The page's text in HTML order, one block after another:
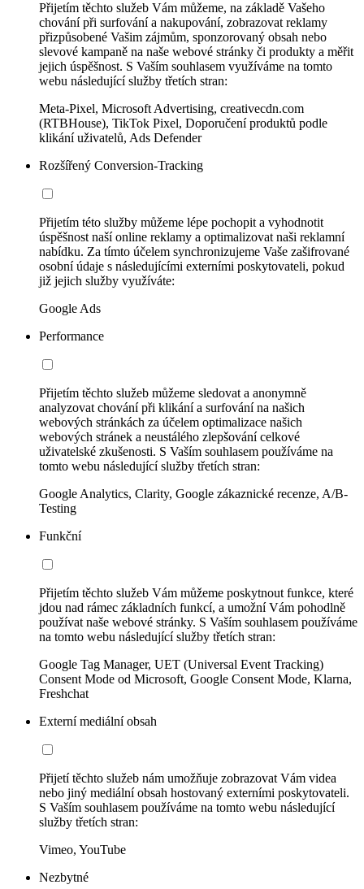
Přijetím těchto služeb Vám můžeme, na základě Vašeho
chování při surfování a nakupování, zobrazovat reklamy
přizpůsobené Vašim zájmům, sponzorovaný obsah nebo
slevové kampaně na naše webové stránky či produkty a měřit
jejich úspěšnost. S Vaším souhlasem využíváme na tomto
webu následující služby třetích stran:
Meta-Pixel, Microsoft Advertising, creativecdn.com
(RTBHouse), TikTok Pixel, Doporučení produktů podle
klikání uživatelů, Ads Defender
Rozšířený Conversion-Tracking
Přijetím této služby můžeme lépe pochopit a vyhodnotit
úspěšnost naší online reklamy a optimalizovat naši reklamní
nabídku. Za tímto účelem synchronizujeme Vaše zašifrované
osobní údaje s následujícími externími poskytovateli, pokud
již jejich služby využíváte:
Google Ads
Performance
Přijetím těchto služeb můžeme sledovat a anonymně
analyzovat chování při klikání a surfování na našich
webových stránkách za účelem optimalizace našich
webových stránek a neustálého zlepšování celkové
uživatelské zkušenosti. S Vaším souhlasem používáme na
tomto webu následující služby třetích stran:
Google Analytics, Clarity, Google zákaznické recenze, A/B-
Testing
Funkční
Přijetím těchto služeb Vám můžeme poskytnout funkce, které
jdou nad rámec základních funkcí, a umožní Vám pohodlně
používat naše webové stránky. S Vaším souhlasem používáme
na tomto webu následující služby třetích stran:
Google Tag Manager, UET (Universal Event Tracking)
Consent Mode od Microsoft, Google Consent Mode, Klarna,
Freshchat
Externí mediální obsah
Přijetí těchto služeb nám umožňuje zobrazovat Vám videa
nebo jiný mediální obsah hostovaný externími poskytovateli.
S Vaším souhlasem používáme na tomto webu následující
služby třetích stran:
Vimeo, YouTube
Nezbytné